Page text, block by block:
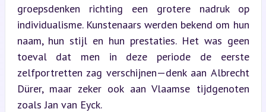
groepsdenken richting een grotere nadruk op
individualisme. Kunstenaars werden bekend om hun
naam, hun stijl en hun prestaties. Het was geen
toeval dat men in deze periode de eerste
zelfportretten zag verschijnen—denk aan Albrecht
Dürer, maar zeker ook aan Vlaamse tijdgenoten
zoals Jan van Eyck.